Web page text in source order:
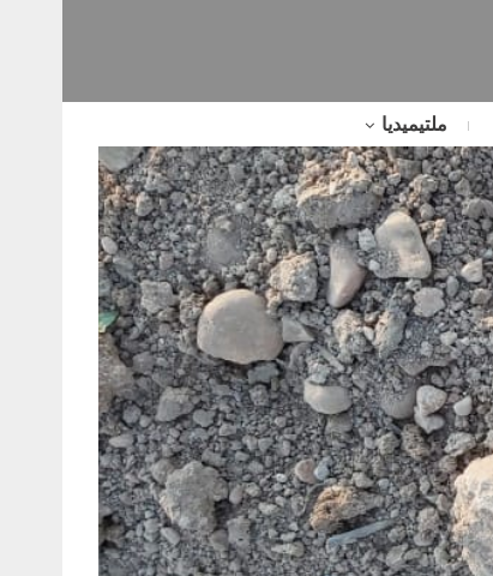
ملتيميديا